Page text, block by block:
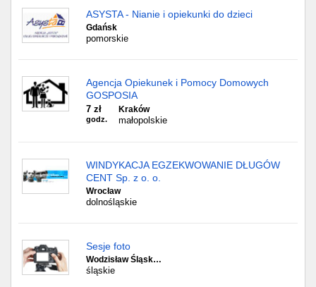
ASYSTA - Nianie i opiekunki do dzieci
Gdańsk
pomorskie
Agencja Opiekunek i Pomocy Domowych
GOSPOSIA
7 zł
godz.
Kraków
małopolskie
WINDYKACJA EGZEKWOWANIE DŁUGÓW
CENT Sp. z o. o.
Wrocław
dolnośląskie
Sesje foto
Wodzisław Śląsk…
śląskie